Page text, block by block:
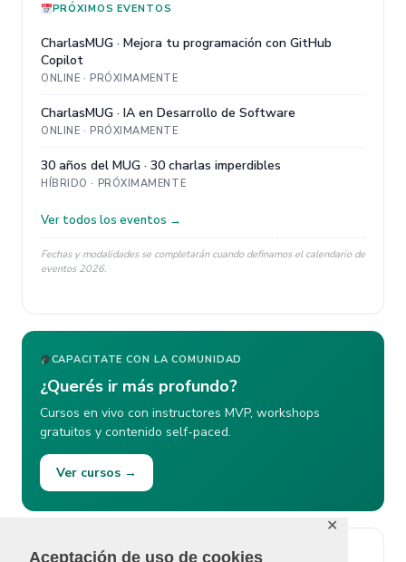
Aceptación de uso de cookies
✕
PRÓXIMOS EVENTOS
CharlasMUG · Mejora tu programación con GitHub
Copilot
ONLINE · PRÓXIMAMENTE
CharlasMUG · IA en Desarrollo de Software
ONLINE · PRÓXIMAMENTE
30 años del MUG · 30 charlas imperdibles
HÍBRIDO · PRÓXIMAMENTE
Ver todos los eventos →
Fechas y modalidades se completarán cuando definamos el calendario de
eventos 2026.
CAPACITATE CON LA COMUNIDAD
¿Querés ir más profundo?
Cursos en vivo con instructores MVP, workshops
gratuitos y contenido self-paced.
Ver cursos →
ÚLTIMOS COMENTARIOS